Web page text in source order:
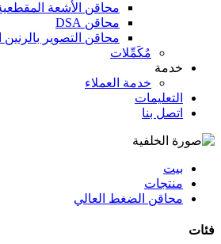
محاقن الأشعة
محاقن DSA
محاقن التصوير
مُكَمِّلات
خدمة
خدمة العملاء
التعليمات
اتصل بنا
بيت
منتجات
محاقن الضغط العالي
فئات